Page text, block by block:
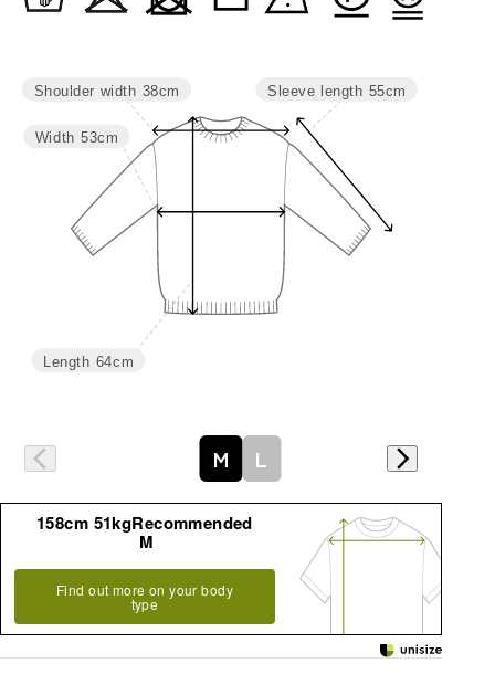
Sleeve length 55cm
Length 64cm
Width 53cm
Shoulder width 38cm
M L
158cm 51kgRecommended
M
Find out more on your body
type